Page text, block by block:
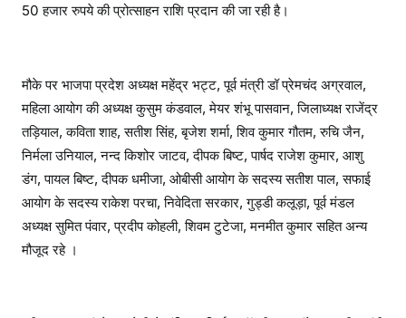
50 हजार रुपये की प्रोत्साहन राशि प्रदान की जा रही है।
मौके पर भाजपा प्रदेश अध्यक्ष महेंद्र भट्ट, पूर्व मंत्री डॉ प्रेमचंद अग्रवाल,
महिला आयोग की अध्यक्ष कुसुम कंडवाल, मेयर शंभू पासवान, जिलाध्यक्ष राजेंद्र
तड़ियाल, कविता शाह, सतीश सिंह, बृजेश शर्मा, शिव कुमार गौतम, रुचि जैन,
निर्मला उनियाल, नन्द किशोर जाटव, दीपक बिष्ट, पार्षद राजेश कुमार, आशु
डंग, पायल बिष्ट, दीपक धमीजा, ओबीसी आयोग के सदस्य सतीश पाल, सफाई
आयोग के सदस्य राकेश परचा, निवेदिता सरकार, गुड्डी कलूड़ा, पूर्व मंडल
अध्यक्ष सुमित पंवार, प्रदीप कोहली, शिवम टुटेजा, मनमीत कुमार सहित अन्य
मौजूद रहे ।